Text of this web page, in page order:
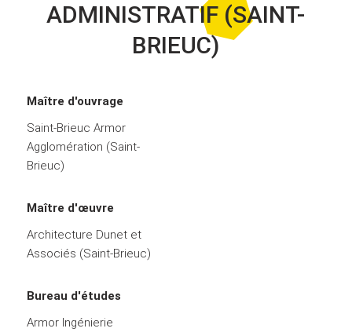
ADMINISTRATIF (SAINT-
BRIEUC)
Maître d'ouvrage
Saint-Brieuc Armor
Agglomération (Saint-
Brieuc)
Maître d'œuvre
Architecture Dunet et
Associés (Saint-Brieuc)
Bureau d'études
Armor Ingénierie